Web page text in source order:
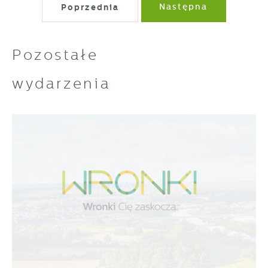
Poprzednia Następna
Pozostałe
wydarzenia